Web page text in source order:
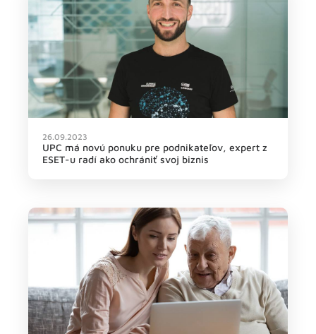
26.09.2023
UPC má novú ponuku pre podnikateľov, expert z
ESET-u radí ako ochrániť svoj biznis